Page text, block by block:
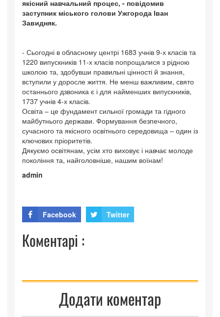
якісний навчальний процес, - повідомив
заступник міського голови Ужгорода Іван
Завидняк.
- Сьогодні в обласному центрі 1683 учнів 9-х класів та
1220 випускників 11-х класів попрощалися з рідною
школою та, здобувши правильні цінності й знання,
вступили у доросле життя. Не менш важливим, свято
останнього дзвоника є і для найменших випускників,
1737 учнів 4-х класів.
Освіта – це фундамент сильної громади та гідного
майбутнього держави. Формування безпечного,
сучасного та якісного освітнього середовища – один із
ключових пріоритетів.
Дякуємо освітянам, усім хто виховує і навчає молоде
покоління та, найголовніше, нашим воїнам!
admin
Facebook Twitter
Коментарі :
Додати коментар